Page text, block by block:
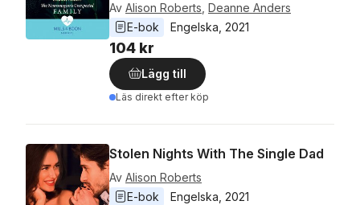
Av Alison Roberts Deanne Anders
E-bok
Engelska 2021
104 kr
Lägg till
Läs direkt efter köp
Stolen Nights With The Single Dad
Av Alison Roberts
E-bok
Engelska 2021